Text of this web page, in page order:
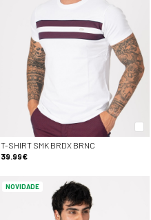
T-SHIRT SMK BRDX BRNC
39.99€
NOVIDADE